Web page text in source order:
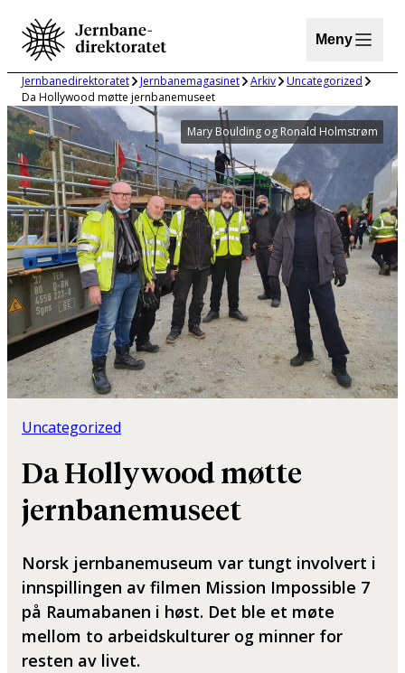
Hopp
innhold
Meny
Jernbanedirektoratet Jernbanemagasinet Arkiv
Uncategorized
Da Hollywood møtte jernbanemuseet
Uncategorized
Da Hollywood møtte
jernbanemuseet
Norsk jernbanemuseum var tungt involvert i
innspillingen av filmen Mission Impossible 7
på Raumabanen i høst. Det ble et møte
mellom to arbeidskulturer og minner for
resten av livet.
Mary Boulding og Ronald Holmstrøm